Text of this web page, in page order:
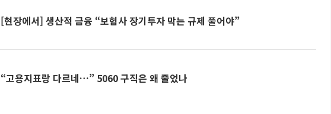
[현장에서] 생산적 금융 “보험사 장기투자 막는 규제 풀어야”
“고용지표랑 다르네…” 5060 구직은 왜 줄었나